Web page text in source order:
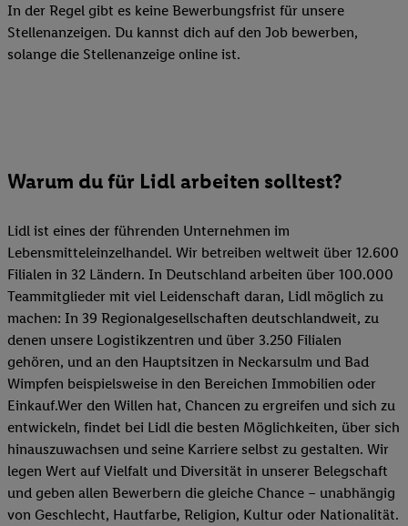
In der Regel gibt es keine Bewerbungsfrist für unsere
Stellenanzeigen. Du kannst dich auf den Job bewerben,
solange die Stellenanzeige online ist.
Warum du für Lidl arbeiten solltest?
Lidl ist eines der führenden Unternehmen im
Lebensmitteleinzelhandel. Wir betreiben weltweit über 12.600
Filialen in 32 Ländern. In Deutschland arbeiten über 100.000
Teammitglieder mit viel Leidenschaft daran, Lidl möglich zu
machen: In 39 Regionalgesellschaften deutschlandweit, zu
denen unsere Logistikzentren und über 3.250 Filialen
gehören, und an den Hauptsitzen in Neckarsulm und Bad
Wimpfen beispielsweise in den Bereichen Immobilien oder
Einkauf.Wer den Willen hat, Chancen zu ergreifen und sich zu
entwickeln, findet bei Lidl die besten Möglichkeiten, über sich
hinauszuwachsen und seine Karriere selbst zu gestalten. Wir
legen Wert auf Vielfalt und Diversität in unserer Belegschaft
und geben allen Bewerbern die gleiche Chance – unabhängig
von Geschlecht, Hautfarbe, Religion, Kultur oder Nationalität.